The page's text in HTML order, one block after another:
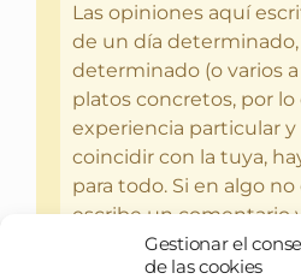
Gestionar el
de las cookies
Las opiniones aquí
de un día
determinado (o varios
platos concretos, por lo
experiencia particular
coincidir con la tuya,
para todo. Si en algo
escribe un comentario
del bebercio y el